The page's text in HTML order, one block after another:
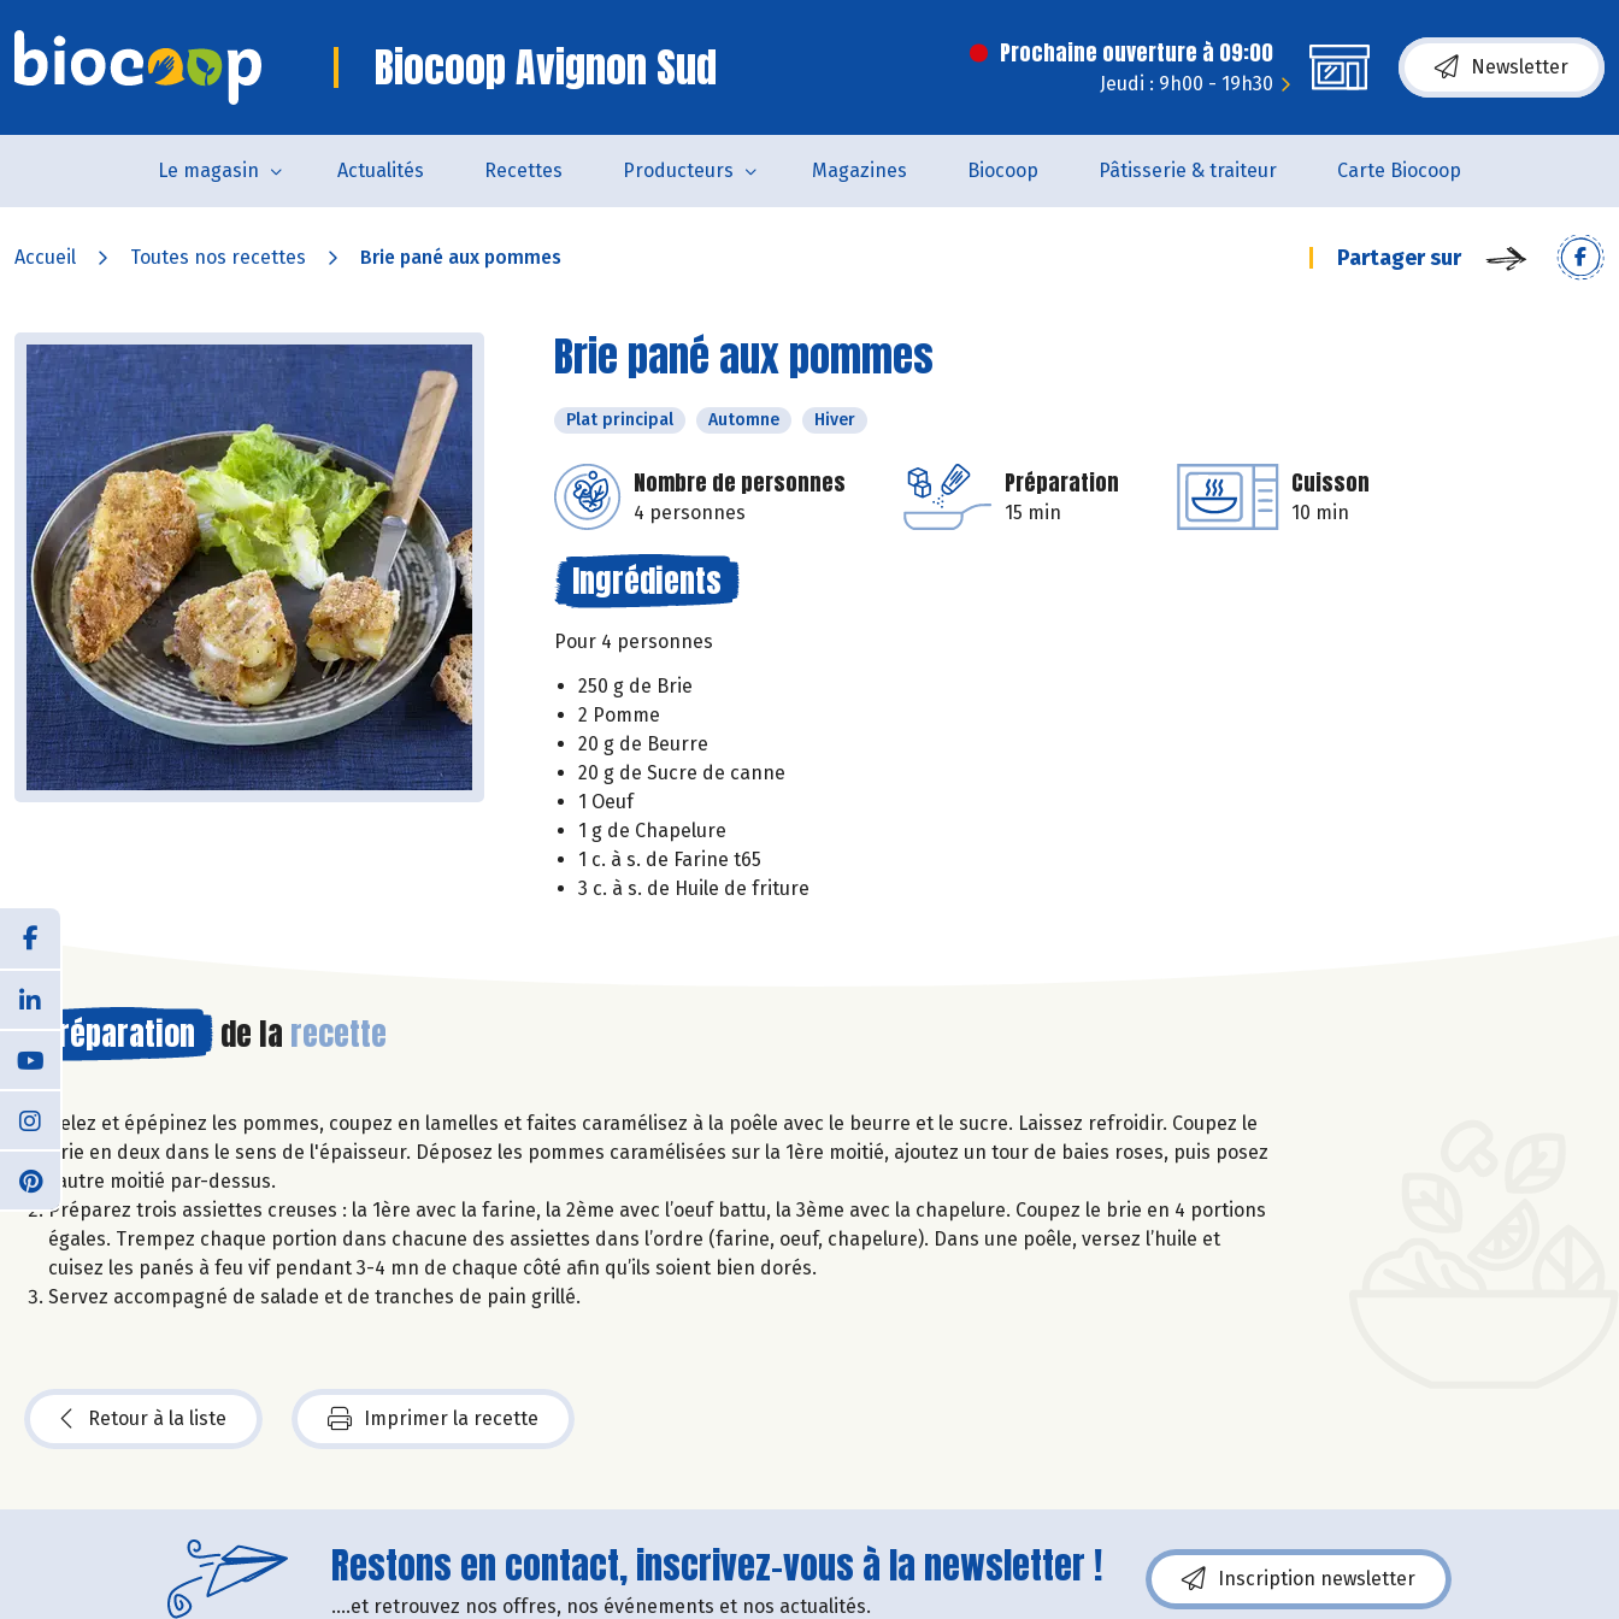
Biocoop Avignon Sud Prochaine ouverture à 09:00
Jeudi : 9h00 - 19h30
Newsletter
Le magasin Actualités Recettes Producteurs Magazines Biocoop Pâtisserie & traiteur Carte Biocoop
Accueil Toutes nos recettes Brie pané aux pommes Partager sur
Brie pané aux pommes
Plat principal Automne Hiver
Nombre de personnes
4 personnes
Préparation
15 min
Cuisson
10 min
Ingrédients
Pour 4 personnes
250 g de Brie
2 Pomme
20 g de Beurre
20 g de Sucre de canne
1 Oeuf
1 g de Chapelure
1 c. à s. de Farine t65
3 c. à s. de Huile de friture
Préparation de la recette
Pelez et épépinez les pommes, coupez en lamelles et faites caramélisez à la poêle avec le beurre et le sucre. Laissez refroidir. Coupez le
brie en deux dans le sens de l'épaisseur. Déposez les pommes caramélisées sur la 1ère moitié, ajoutez un tour de baies roses, puis posez
l’autre moitié par-dessus.
Préparez trois assiettes creuses : la 1ère avec la farine, la 2ème avec l’oeuf battu, la 3ème avec la chapelure. Coupez le brie en 4 portions
égales. Trempez chaque portion dans chacune des assiettes dans l’ordre (farine, oeuf, chapelure). Dans une poêle, versez l’huile et
cuisez les panés à feu vif pendant 3-4 mn de chaque côté afin qu’ils soient bien dorés.
Servez accompagné de salade et de tranches de pain grillé.
Retour à la liste Imprimer la recette
Restons en contact, inscrivez-vous à la newsletter !
....et retrouvez nos offres, nos événements et nos actualités.
Inscription newsletter